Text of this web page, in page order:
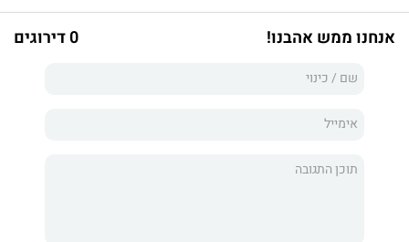
אנחנו ממש אהבנו! 0 דירוגים